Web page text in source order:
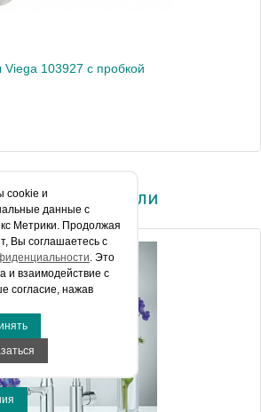
103927 с пробкой
смотрели
сookie и
данные с
Метрики. Продолжая
Вы соглашаетесь с
. Это
и взаимодействие с
согласие, нажав